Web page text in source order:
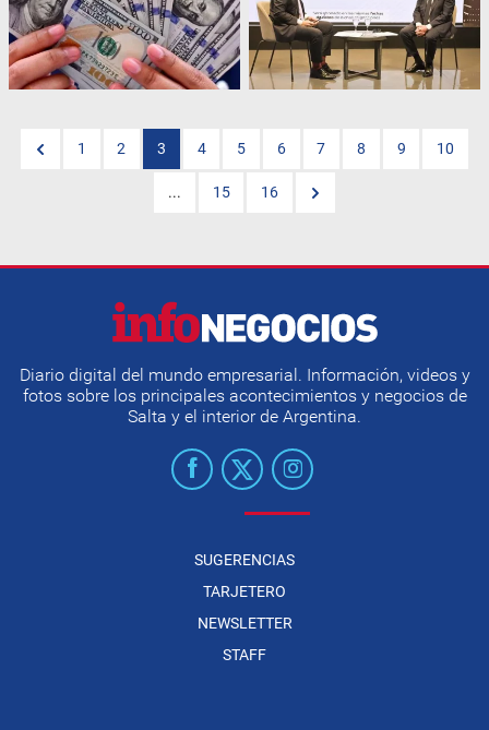
1 2 3 4 5 6 7 8 9 10
... 15 16
Diario digital del mundo empresarial. Información, videos y
fotos sobre los principales acontecimientos y negocios de
Salta y el interior de Argentina.
SUGERENCIAS
TARJETERO
NEWSLETTER
STAFF